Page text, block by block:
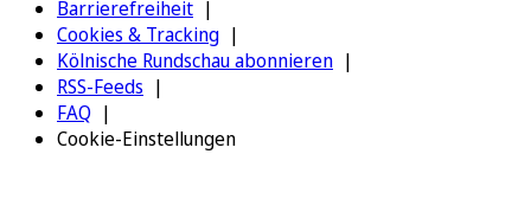
Barrierefreiheit
Cookies & Tracking
Kölnische Rundschau abonnieren
RSS-Feeds
FAQ
Cookie-Einstellungen